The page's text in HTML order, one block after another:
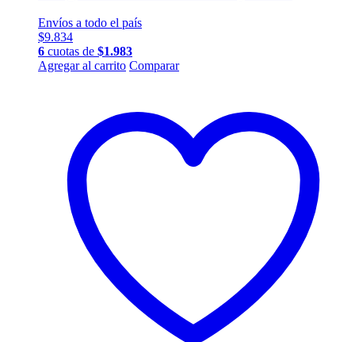
Envíos a todo el país
$9.834
6 cuotas de $1.983
Agregar al carrito Comparar